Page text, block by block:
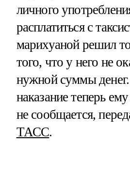
личного
расплатиться с
марихуаной решил
того, что у него не
нужной суммы
наказание теперь
не сообщается,
ТАСС.